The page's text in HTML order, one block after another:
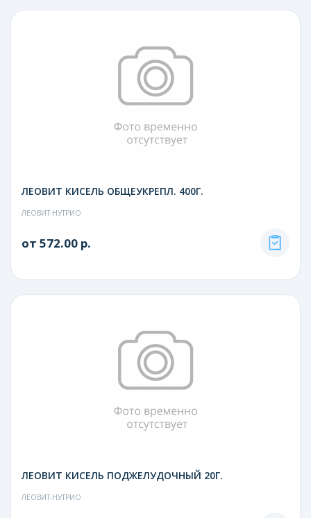
ЛЕОВИТ КИСЕЛЬ ОБЩЕУКРЕПЛ. 400Г.
ЛЕОВИТ-НУТРИО
от 572.00 р.
ЛЕОВИТ КИСЕЛЬ ПОДЖЕЛУДОЧНЫЙ 20Г.
ЛЕОВИТ-НУТРИО